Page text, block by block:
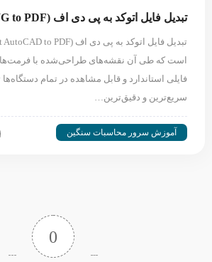
تبدیل فایل اتوکد به پی دی اف (DWG to PDF)
فایلی استاندارد و قابل مشاهده در تمام
سریع‌ترین و دقیق‌ترین…
آموزش سرور محاسبات سنگین
0